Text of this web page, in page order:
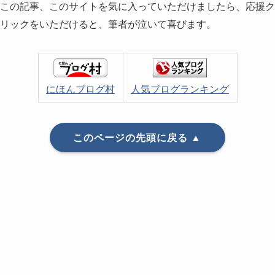
この記事、このサイトを気に入っていただけましたら、応援ク
リックをいただけると、筆者が泣いて喜びます。
にほんブログ村 人気ブログランキング
このページの先頭に戻る ▲